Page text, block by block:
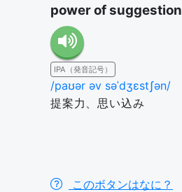
power of suggestion
IPA（発音記号）
/paʊər əv səˈdʒɛstʃən/
提案力、思い込み
このボタンはなに？